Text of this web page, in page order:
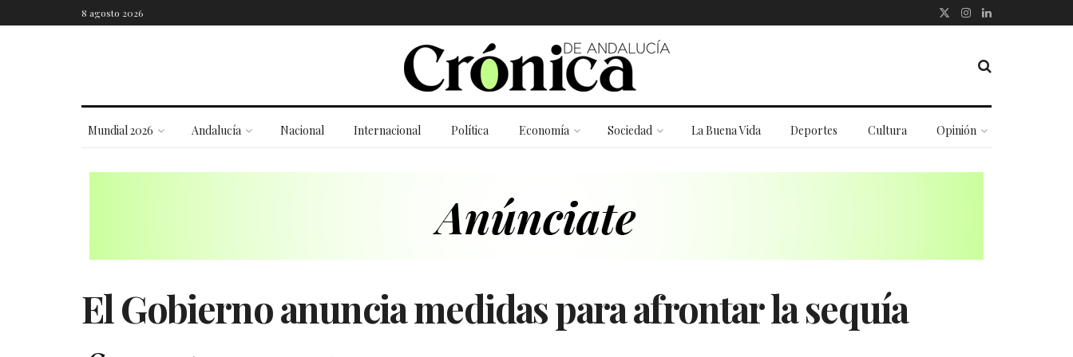
8 agosto 2026
Mundial 2026 Andalucía Nacional Internacional Política Economía Sociedad La Buena Vida Deportes Cultura Opinión
El Gobierno anuncia medidas para afrontar la sequía